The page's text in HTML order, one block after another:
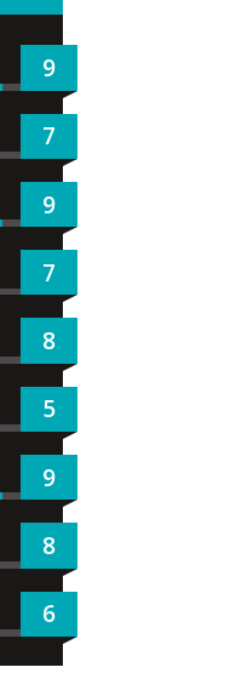
9
7
9
7
8
5
9
8
6